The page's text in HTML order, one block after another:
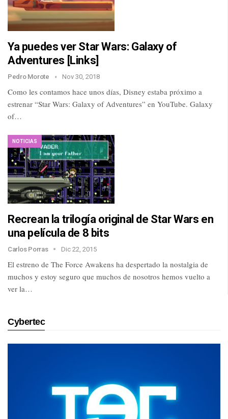
Ya puedes ver Star Wars: Galaxy of
Adventures [Links]
Pedro Morote Nov 30, 2018
Como les contamos hace unos días, Disney estaba próximo a
estrenar “Star Wars: Galaxy of Adventures” en YouTube. Galaxy
of…
NOTICIAS
Recrean la trilogía original de Star Wars en
una película de 8 bits
Carlos Porras Dic 22, 2015
El estreno de The Force Awakens ha despertado la nostalgia de
muchos y estoy seguro que muchos de nosotros hemos vuelto a
ver la…
Cybertec